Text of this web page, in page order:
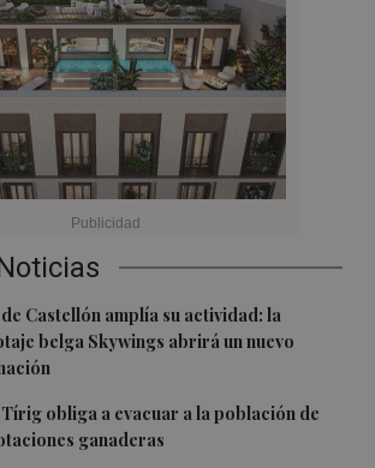
Castellón amplía su actividad: la
belga Skywings abrirá un nuevo
obliga a evacuar a la población de
ganaderas